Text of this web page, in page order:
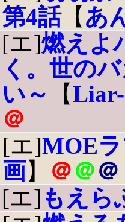
第4話【あ
[エ]燃えよ
く。世の
い～
【
＠
[エ]MOE
画】 ＠＠＠
[エ] もえら